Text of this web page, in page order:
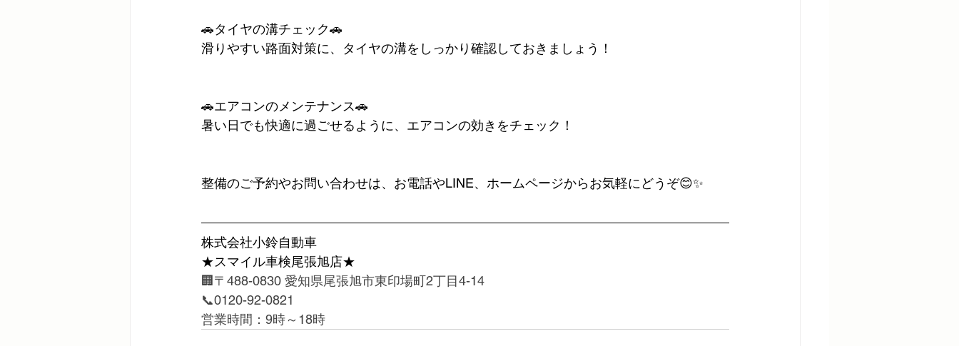
🚗タイヤの溝チェック🚗
滑りやすい路面対策に、タイヤの溝をしっかり確認しておきましょう！
🚗エアコンのメンテナンス🚗
暑い日でも快適に過ごせるように、エアコンの効きをチェック！
整備のご予約やお問い合わせは、お電話やLINE、ホームページからお気軽にどうぞ😊✨
株式会社小鈴自動車
★スマイル車検尾張旭店★
🏢〒488-0830 愛知県尾張旭市東印場町2丁目4-14
📞0120-92-0821
営業時間：9時～18時